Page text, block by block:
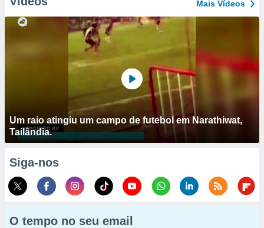
Mais Vídeos
Um raio atingiu um campo de futebol em Narathiwat,
Tailândia.
Siga-nos
O tempo no seu email